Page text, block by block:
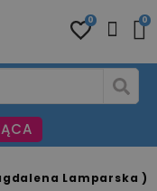
0 0
Lamparska )